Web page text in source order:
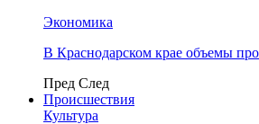
Экономика
В Краснодарском крае объемы
Пред След
Происшествия
Культура